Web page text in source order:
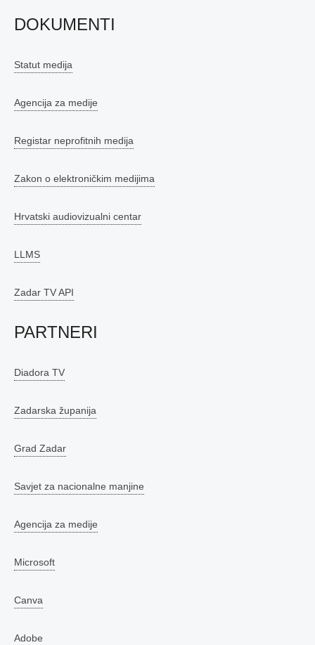
DOKUMENTI
Statut medija
Agencija za medije
Registar neprofitnih medija
Zakon o elektroničkim medijima
Hrvatski audiovizualni centar
LLMS
Zadar TV API
PARTNERI
Diadora TV
Zadarska županija
Grad Zadar
Savjet za nacionalne manjine
Agencija za medije
Microsoft
Canva
Adobe